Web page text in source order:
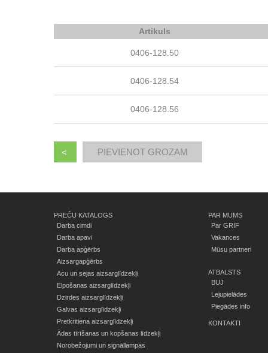
Artikuls
0406-128.50
0406-128.54
0406-128.56
<
PREČU KATALOGS
Darba cimdi
Darba apavi
Darba apģērbs
Aizsargapģērbs
Acu un sejas aizsarglīdzekļi
Elpošanas aizsarglīdzekļi
Dzirdes aizsarglīdzekļi
Galvas aizsarglīdzekļi
Pretkritiena aizsarglīdzekļi
Ādas tīrīšanas un kopšanas līdzekļi
Norobežojumi un signāllampas
PAR MUMS
Par GRIF
Vakances
Mūsu partneri
ATBALSTS
BUJ
Lejupielādes
Piegādes info
KONTAKTI